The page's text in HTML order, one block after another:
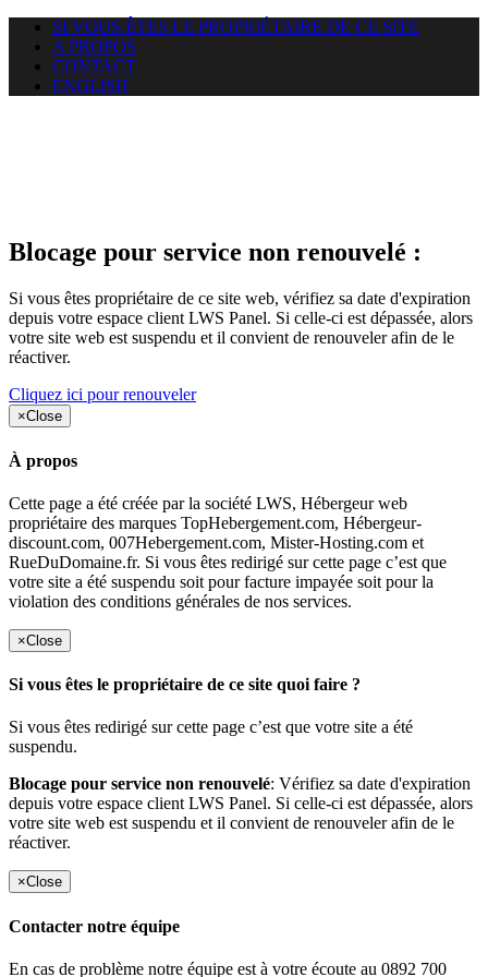
SI VOUS ÊTES LE PROPRIÉTAIRE DE CE SITE
A PROPOS
CONTACT
ENGLISH
Blocage pour service non renouvelé :
Si vous êtes propriétaire de ce site web, vérifiez sa date d'expiration
depuis votre espace client LWS Panel. Si celle-ci est dépassée, alors
votre site web est suspendu et il convient de renouveler afin de le
réactiver.
Cliquez ici pour renouveler
×Close
À propos
Cette page a été créée par la société LWS, Hébergeur web
propriétaire des marques TopHebergement.com, Hébergeur-
discount.com, 007Hebergement.com, Mister-Hosting.com et
RueDuDomaine.fr. Si vous êtes redirigé sur cette page c’est que
votre site a été suspendu soit pour facture impayée soit pour la
violation des conditions générales de nos services.
×Close
Si vous êtes le propriétaire de ce site quoi faire ?
Si vous êtes redirigé sur cette page c’est que votre site a été
suspendu.
Blocage pour service non renouvelé: Vérifiez sa date d'expiration
depuis votre espace client LWS Panel. Si celle-ci est dépassée, alors
votre site web est suspendu et il convient de renouveler afin de le
réactiver.
×Close
Contacter notre équipe
En cas de problème notre équipe est à votre écoute au 0892 700